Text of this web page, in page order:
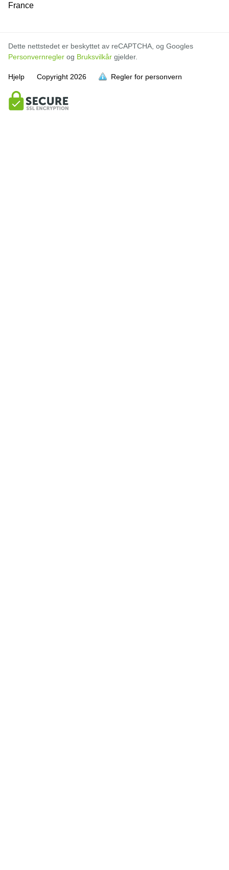
France
Dette nettstedet er beskyttet av reCAPTCHA, og Googles
Personvernregler og Bruksvilkår gjelder.
Hjelp Copyright 2026 Regler for personvern